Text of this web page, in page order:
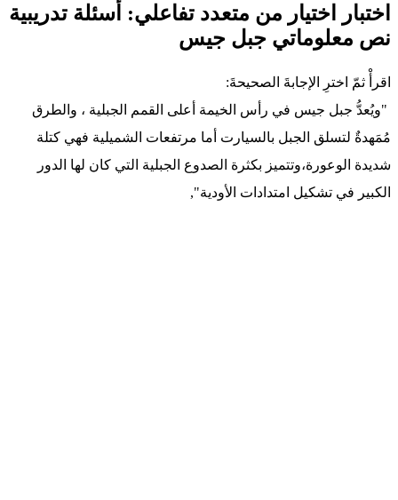
اختبار اختيار من متعدد تفاعلي: أسئلة تدريبية
نص معلوماتي جبل جيس
اقرأْ ثمّ اخترِ الإجابةَ الصحيحةَ:
"ويُعدُّ جبل جيس في رأس الخيمة أعلى القمم الجبلية ، والطرق
مُمَهدةٌ لتسلق الجبل بالسيارت أما مرتفعات الشميلية فهي كتلة
شديدة الوعورة،وتتميز بكثرة الصدوع الجبلية التي كان لها الدور
الكبير في تشكيل امتدادات الأودية",